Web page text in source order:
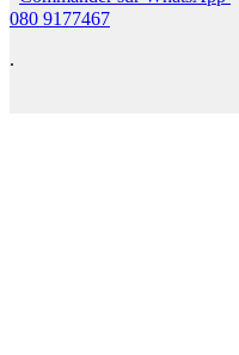
080 9177467
.